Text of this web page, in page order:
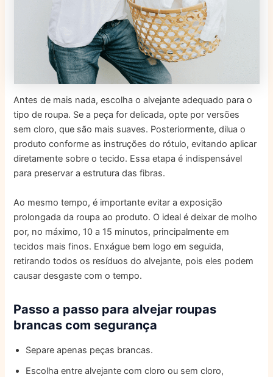
Antes de mais nada, escolha o alvejante adequado para o
tipo de roupa. Se a peça for delicada, opte por versões
sem cloro, que são mais suaves. Posteriormente, dilua o
produto conforme as instruções do rótulo, evitando aplicar
diretamente sobre o tecido. Essa etapa é indispensável
para preservar a estrutura das fibras.
Ao mesmo tempo, é importante evitar a exposição
prolongada da roupa ao produto. O ideal é deixar de molho
por, no máximo, 10 a 15 minutos, principalmente em
tecidos mais finos. Enxágue bem logo em seguida,
retirando todos os resíduos do alvejante, pois eles podem
causar desgaste com o tempo.
Passo a passo para alvejar roupas
brancas com segurança
Separe apenas peças brancas.
Escolha entre alvejante com cloro ou sem cloro,